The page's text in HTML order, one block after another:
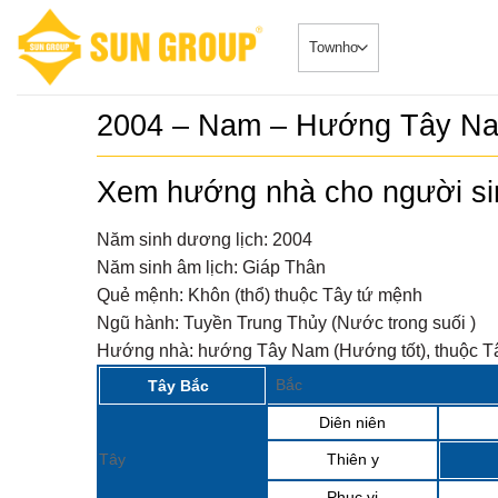
content
2004 – Nam – Hướng Tây
Xem hướng nhà cho người
Năm sinh dương lịch: 2004
Năm sinh âm lịch: Giáp Thân
Quẻ mệnh: Khôn (thổ) thuộc Tây tứ mệnh
Ngũ hành: Tuyền Trung Thủy (Nước trong suối )
Hướng nhà: hướng Tây Nam (Hướng tốt), thuộc
Tây Bắc Bắc
Tây
Diên niên
Thiên y